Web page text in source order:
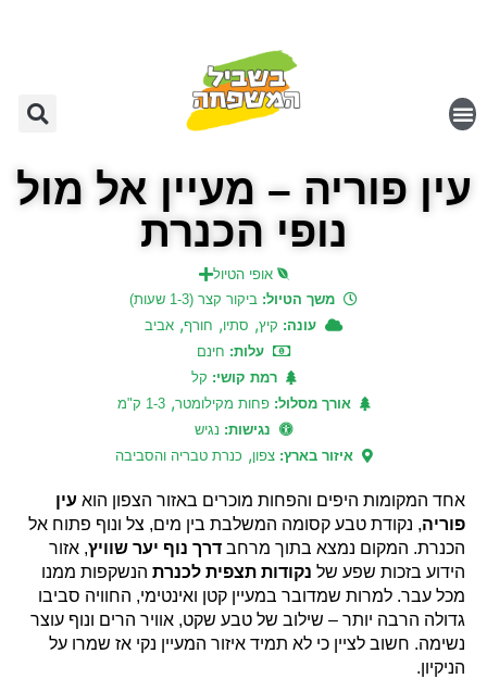
עין פוריה – מעיין אל מול
נופי הכנרת
אופי הטיול
משך הטיול: ביקור קצר (1-3 שעות)
עונה: קיץ, סתיו, חורף, אביב
עלות: חינם
רמת קושי: קל
אורך מסלול:פחות מקילומטר, 1-3 ק"מ
נגישות: נגיש
איזור בארץ:צפון, כנרת טבריה והסביבה
אחד המקומות היפים והפחות מוכרים באזור הצפון הוא עין
פוריה, נקודת טבע קסומה המשלבת בין מים, צל ונוף פתוח אל
הכנרת. המקום נמצא בתוך מרחב דרך נוף יער שוויץ, אזור
הידוע בזכות שפע של נקודות תצפית לכנרת הנשקפות ממנו
מכל עבר. למרות שמדובר במעיין קטן ואינטימי, החוויה סביבו
גדולה הרבה יותר – שילוב של טבע שקט, אוויר הרים ונוף עוצר
נשימה. חשוב לציין כי לא תמיד איזור המעיין נקי אז שמרו על
הניקיון.